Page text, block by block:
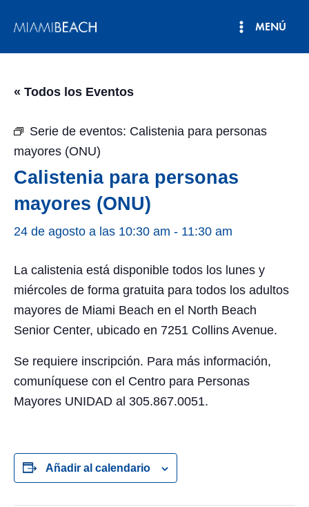
MENÚ
« Todos los Eventos
Serie de eventos: Calistenia para personas
mayores (ONU)
Calistenia para personas
mayores (ONU)
24 de agosto a las 10:30 am - 11:30 am
La calistenia está disponible todos los lunes y
miércoles de forma gratuita para todos los adultos
mayores de Miami Beach en el North Beach
Senior Center, ubicado en 7251 Collins Avenue.
Se requiere inscripción. Para más información,
comuníquese con el Centro para Personas
Mayores UNIDAD al 305.867.0051.
Añadir al calendario